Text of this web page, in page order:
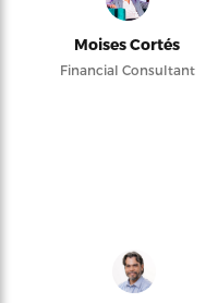
Moises Cortés
Financial Consultant